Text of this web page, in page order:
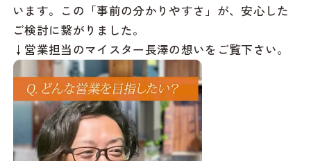
います。この「事前の分かりやすさ」が、安心した
ご検討に繋がりました。
↓営業担当のマイスター長澤の想いをご覧下さい。